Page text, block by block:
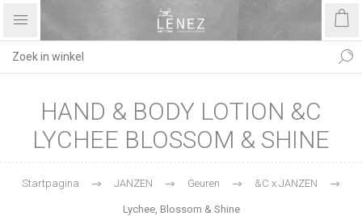
HAND & BODY LOTION &C
LYCHEE BLOSSOM & SHINE
Startpagina JANZEN Geuren &C x JANZEN
Lychee, Blossom & Shine